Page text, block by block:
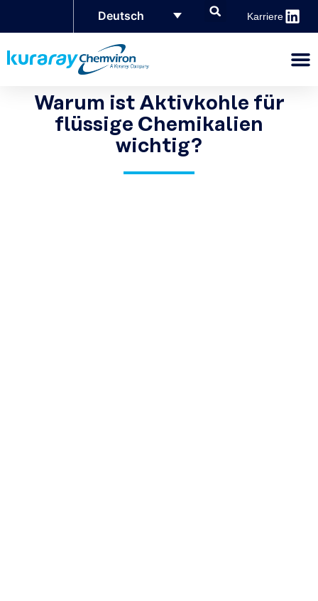
Karriere
Deutsch
Warum ist Aktivkohle für
flüssige Chemikalien
wichtig?